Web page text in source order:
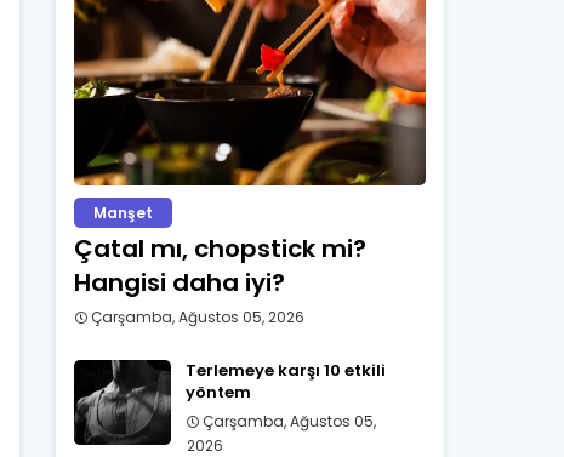
Manşet
Çatal mı, chopstick mi?
Hangisi daha iyi?
Çarşamba, Ağustos 05, 2026
Terlemeye karşı 10 etkili
yöntem
Çarşamba, Ağustos 05,
2026